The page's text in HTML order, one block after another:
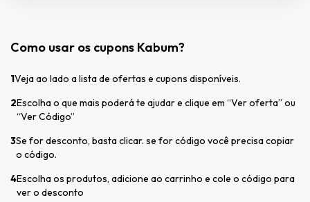
Como usar os cupons Kabum?
1Veja ao lado a lista de ofertas e cupons disponíveis.
2Escolha o que mais poderá te ajudar e clique em “Ver oferta” ou
“Ver Código”
3Se for desconto, basta clicar. se for código você precisa copiar
o código.
4Escolha os produtos, adicione ao carrinho e cole o código para
ver o desconto